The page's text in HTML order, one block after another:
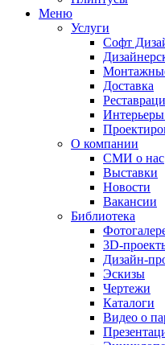
Меню
Услуги
Софт
Доставка
О компании
СМИ о нас
Выставки
Новости
Вакансии
Библиотека
3D-
Дизайн-
Эскизы
Чертежи
Каталоги
Видео о